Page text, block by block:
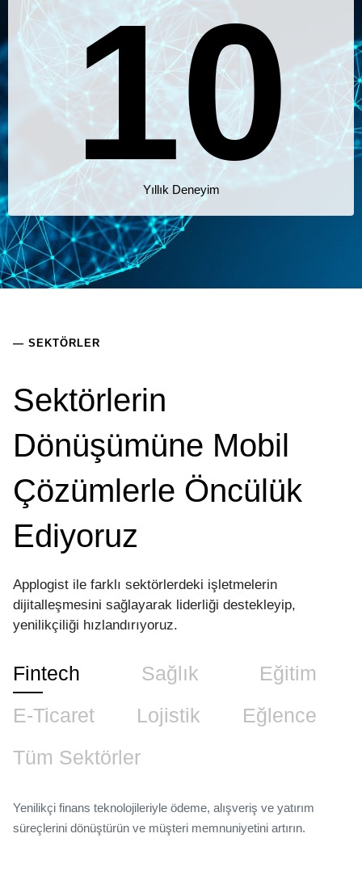
1
2
3
4
5
0
1
2
3
4
Yıllık Deneyim
— SEKTÖRLER
Sektörlerin
Dönüşümüne Mobil
Çözümlerle Öncülük
Ediyoruz
Applogist ile farklı sektörlerdeki işletmelerin
dijitalleşmesini sağlayarak liderliği destekleyip,
yenilikçiliği hızlandırıyoruz.
Fintech Sağlık
Eğitim
E-Ticaret
Lojistik
Eğlence
Tüm Sektörler
Yenilikçi finans teknolojileriyle ödeme, alışveriş ve yatırım
süreçlerini dönüştürün ve müşteri memnuniyetini artırın.
0
1
2
3
4
5
6
7
0
0
4
5
0
1
2
3
4
0
1
2
3
4
3